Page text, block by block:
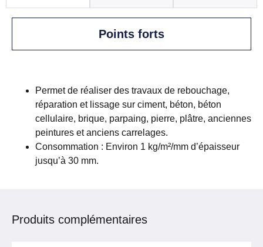
Points forts
Permet de réaliser des travaux de rebouchage,
réparation et lissage sur ciment, béton, béton
cellulaire, brique, parpaing, pierre, plâtre, anciennes
peintures et anciens carrelages.
Consommation : Environ 1 kg/m²/mm d’épaisseur
jusqu’à 30 mm.
Produits complémentaires